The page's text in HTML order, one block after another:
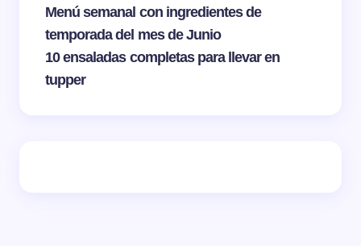
Menú semanal con ingredientes de
temporada del mes de Junio
10 ensaladas completas para llevar en
tupper